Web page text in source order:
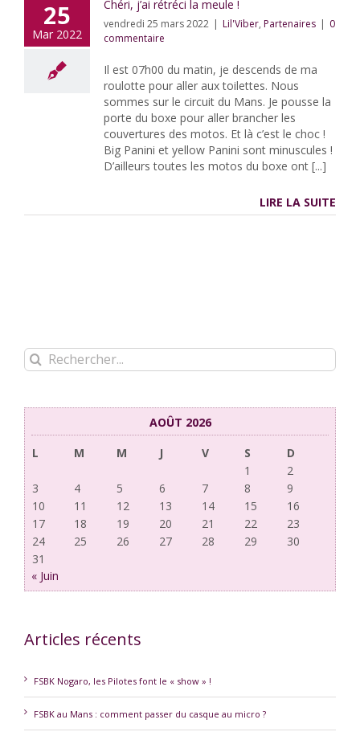
25
Mar 2022
Chéri, j’ai rétréci la meule !
vendredi 25 mars 2022 | Lil'Viber, Partenaires | 0
commentaire
Il est 07h00 du matin, je descends de ma
roulotte pour aller aux toilettes. Nous
sommes sur le circuit du Mans. Je pousse la
porte du boxe pour aller brancher les
couvertures des motos. Et là c’est le choc !
Big Panini et yellow Panini sont minuscules !
D’ailleurs toutes les motos du boxe ont [...]
LIRE LA SUITE
Rechercher:
AOÛT 2026
L
M M J V S
D
1
2
3
4 5 6 7 8
9
10
11 12 13 14 15
16
17
18 19 20 21 22
23
24
25 26 27 28 29
30
31
« Juin
Articles récents
FSBK Nogaro, les Pilotes font le « show » !
FSBK au Mans : comment passer du casque au micro ?